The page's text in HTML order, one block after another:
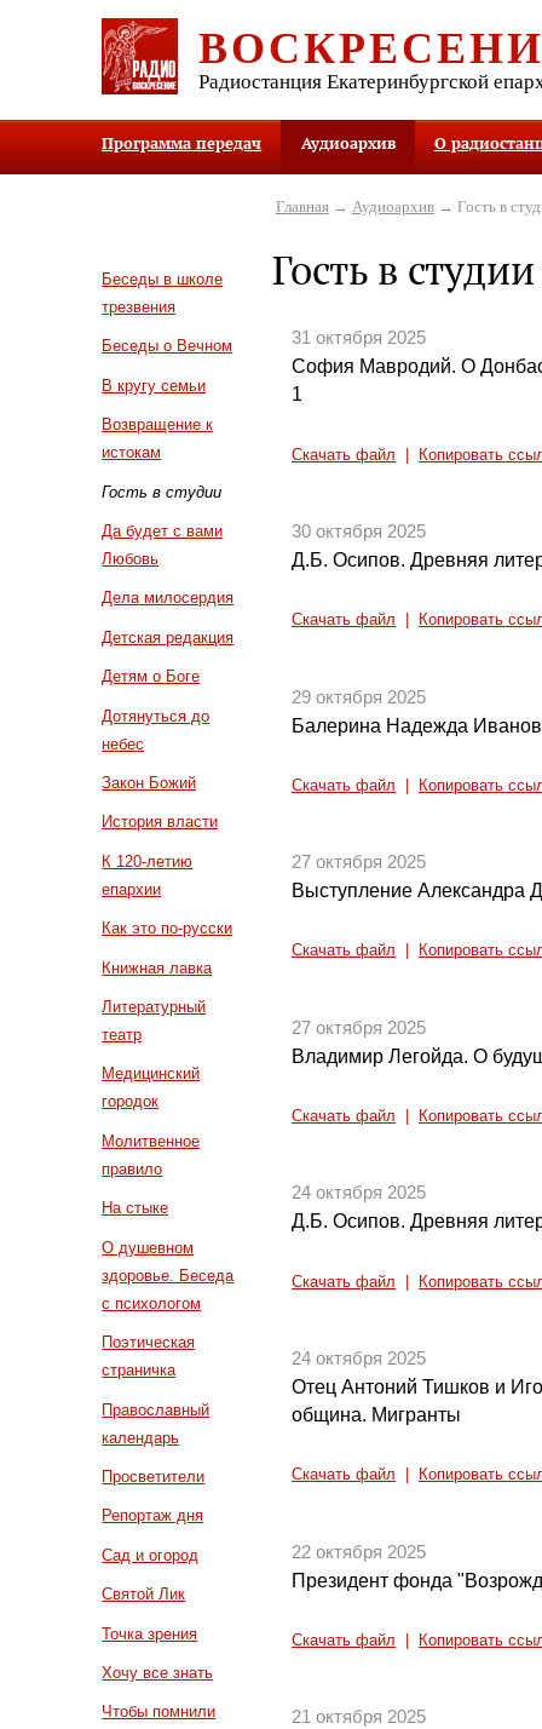
Радиостанция Екатеринбургской
Программа передач Аудиоархив О
Беседы в школе
трезвения
Беседы о Вечном
В кругу семьи
Возвращение к
истокам
Гость в студии
Да будет с вами
Любовь
Дела милосердия
Детская редакция
Детям о Боге
Дотянуться до
небес
Закон Божий
История власти
К 120-летию
епархии
Как это по-русски
Книжная лавка
Литературный
театр
Медицинский
городок
Молитвенное
правило
На стыке
О душевном
здоровье. Беседа
с психологом
Поэтическая
страничка
Православный
календарь
Просветители
Репортаж дня
Сад и огород
Святой Лик
Точка зрения
Хочу все знать
Чтобы помнили
Главная→ Аудиоархив→ Гость в
Гость в студии
31 октября 2025
София Мавродий. О
1
Скачать файл Копировать
30 октября 2025
Д.Б. Осипов. Древняя
Скачать файл Копировать
29 октября 2025
Балерина Надежда
Скачать файл Копировать
27 октября 2025
Выступление Александра
Скачать файл Копировать
27 октября 2025
Владимир Легойда. О
Скачать файл Копировать
24 октября 2025
Д.Б. Осипов. Древняя
Скачать файл Копировать
24 октября 2025
Отец Антоний Тишков и
община. Мигранты
Скачать файл Копировать
22 октября 2025
Президент фонда
Скачать файл Копировать
21 октября 2025